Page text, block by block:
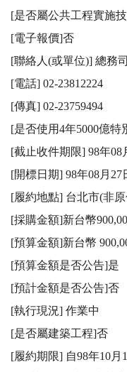
[是否屬公共工程實施
[電子報價]否
[聯絡人(或單位)] 總務
[電話] 02-23812224
[傳真] 02-23759494
[是否使用4年5000億特
[截止收件期限] 98年08
[開標日期] 98年08月27
[履約地點] 台北市(非
[採購金額]新台幣
[預算金額]新台幣
[預算金額是否公告]是
[預計金額是否公告]否
[執行現況] 作業中
[是否屬建築工程]否
[履約期限] 自98年10月